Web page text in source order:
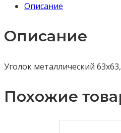
Описание
Описание
Уголок металлический
Похожие